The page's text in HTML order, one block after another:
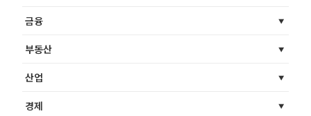
금융
부동산
산업
경제